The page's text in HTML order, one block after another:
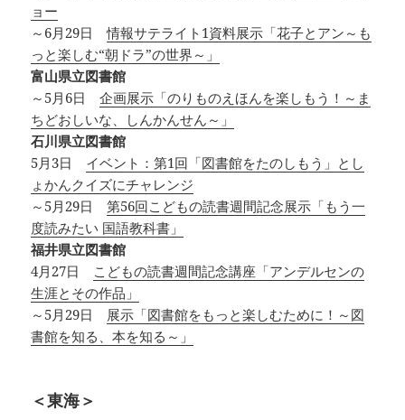
ョー
～6月29日情報サテライト1資料展示「花子とアン～も
っと楽しむ“朝ドラ”の世界～」
富山県立図書館
～5月6日企画展示「のりものえほんを楽しもう！～ま
ちどおしいな、しんかんせん～」
石川県立図書館
5月3日 イベント：第1回「図書館をたのしもう」とし
ょかんクイズにチャレンジ
～5月29日第56回こどもの読書週間記念展示「もう一
度読みたい 国語教科書」
福井県立図書館
4月27日 こどもの読書週間記念講座「アンデルセンの
生涯とその作品」
～5月29日 展示「図書館をもっと楽しむために！～図
書館を知る、本を知る～」
＜東海＞